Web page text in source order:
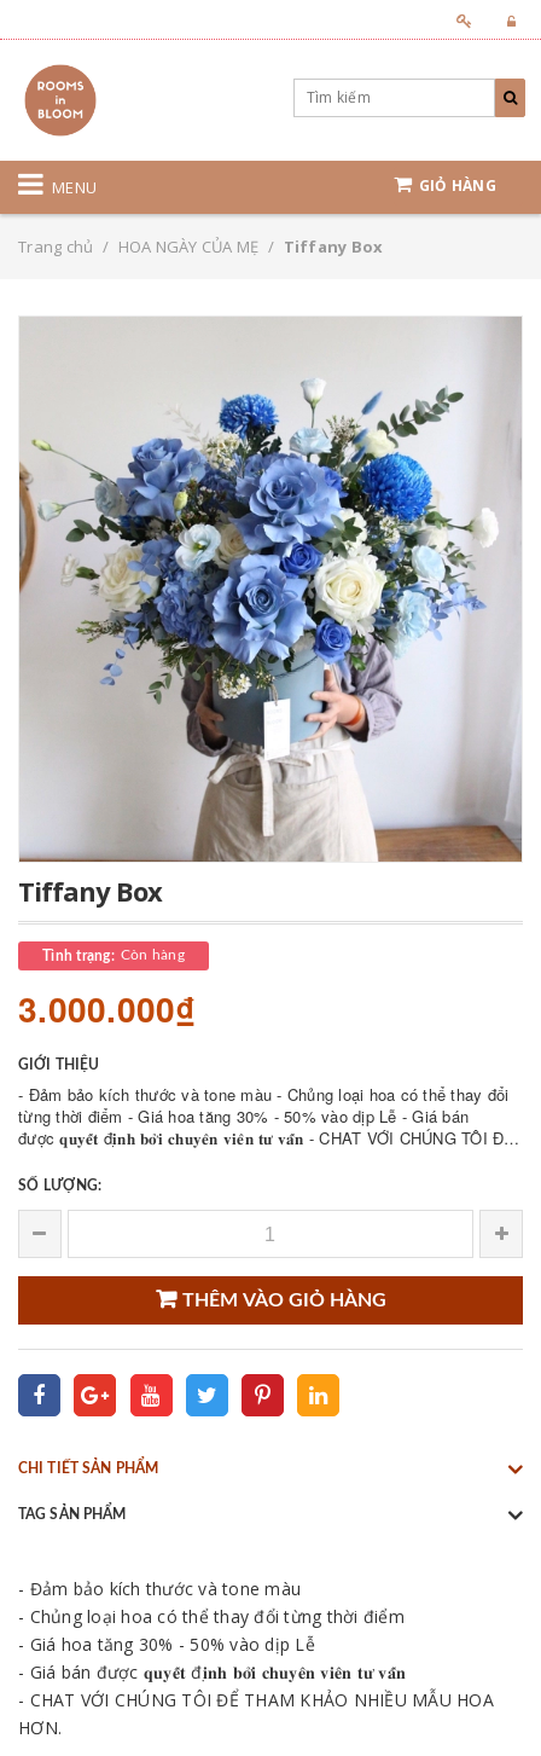
MENU GIỎ HÀNG
Trang chủ / HOA NGÀY CỦA MẸ / Tiffany Box
Tiffany Box
Tình trạng: Còn hàng
3.000.000₫
GIỚI THIỆU
- Đảm bảo kích thước và tone màu - Chủng loại hoa có thể thay đổi
từng thời điểm - Giá hoa tăng 30% - 50% vào dịp Lễ - Giá bán
được 𝐪𝐮𝐲𝐞̂́𝐭 đ𝐢̣𝐧𝐡 𝐛𝐨̛̉𝐢 𝐜𝐡𝐮𝐲𝐞̂𝐧 𝐯𝐢𝐞̂𝐧 𝐭𝐮̛ 𝐯𝐚̂́𝐧 - CHAT VỚI CHÚNG TÔI ĐỂ
SỐ LƯỢNG:
THÊM VÀO GIỎ HÀNG
CHI TIẾT SẢN PHẨM
TAG SẢN PHẨM
- Đảm bảo kích thước và tone màu
- Chủng loại hoa có thể thay đổi từng thời điểm
- Giá hoa tăng 30% - 50% vào dịp Lễ
- Giá bán được 𝐪𝐮𝐲𝐞̂́𝐭 đ𝐢̣𝐧𝐡 𝐛𝐨̛̉𝐢 𝐜𝐡𝐮𝐲𝐞̂𝐧 𝐯𝐢𝐞̂𝐧 𝐭𝐮̛ 𝐯𝐚̂́𝐧
- CHAT VỚI CHÚNG TÔI ĐỂ THAM KHẢO NHIỀU MẪU HOA
HƠN.